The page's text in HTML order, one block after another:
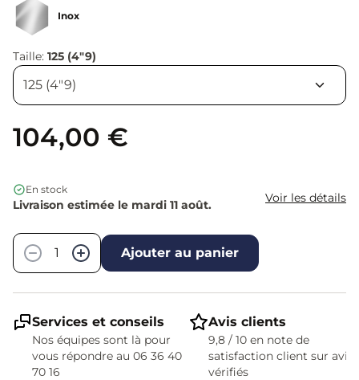
Inox
Taille: 125 (4"9)
104,00 €
En stock
Livraison estimée le mardi 11 août. Voir les détails
−
+ Ajouter au panier
Services et conseils
Nos équipes sont là pour
vous répondre au 06 36 40
70 16
Avis clients
9,8 / 10 en note de
satisfaction client sur avis
vérifiés